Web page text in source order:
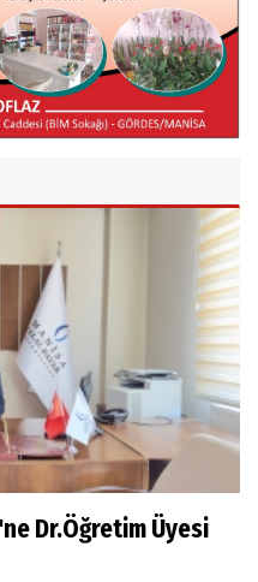
Musunuz?
Kollarındaki Ruhuma
Dr.Öğretim Üyesi